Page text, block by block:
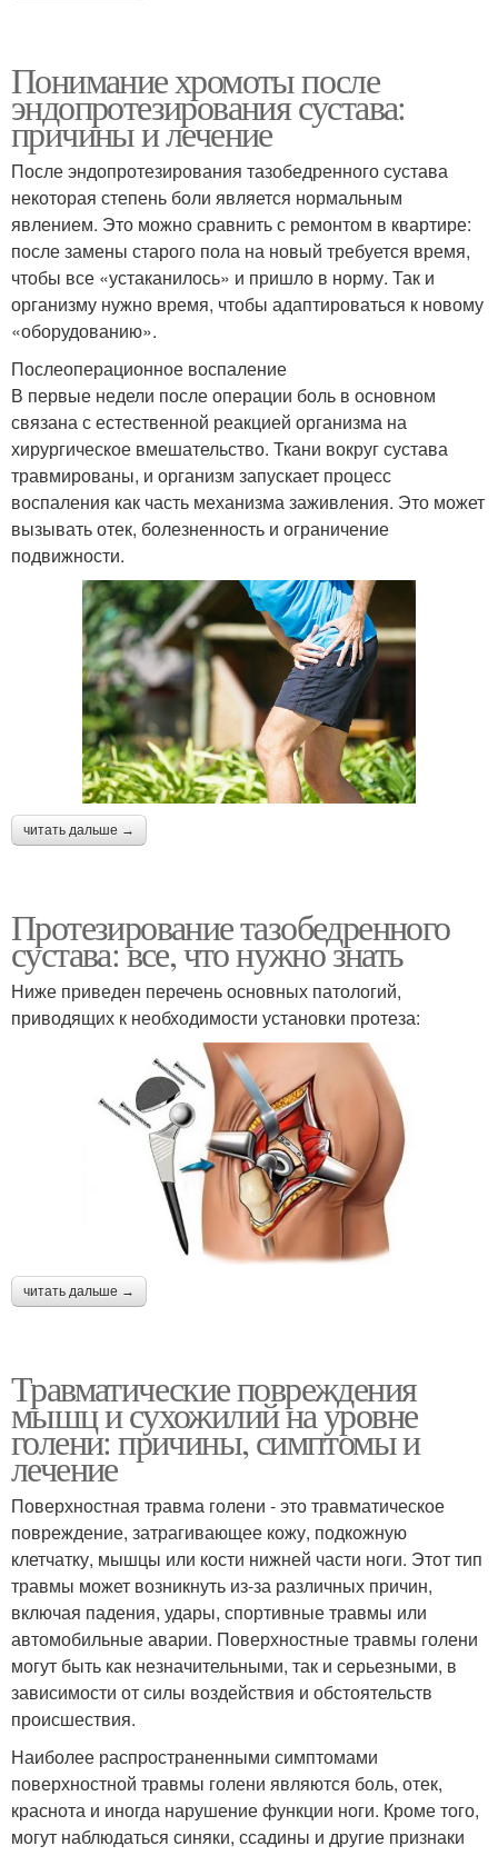
Понимание хромоты после
эндопротезирования сустава:
причины и лечение
После эндопротезирования тазобедренного сустава
некоторая степень боли является нормальным
явлением. Это можно сравнить с ремонтом в квартире:
после замены старого пола на новый требуется время,
чтобы все «устаканилось» и пришло в норму. Так и
организму нужно время, чтобы адаптироваться к новому
«оборудованию».
Послеоперационное воспаление
В первые недели после операции боль в основном
связана с естественной реакцией организма на
хирургическое вмешательство. Ткани вокруг сустава
травмированы, и организм запускает процесс
воспаления как часть механизма заживления. Это может
вызывать отек, болезненность и ограничение
подвижности.
читать дальше →
Протезирование тазобедренного
сустава: все, что нужно знать
Ниже приведен перечень основных патологий,
приводящих к необходимости установки протеза:
читать дальше →
Травматические повреждения
мышц и сухожилий на уровне
голени: причины, симптомы и
лечение
Поверхностная травма голени - это травматическое
повреждение, затрагивающее кожу, подкожную
клетчатку, мышцы или кости нижней части ноги. Этот тип
травмы может возникнуть из-за различных причин,
включая падения, удары, спортивные травмы или
автомобильные аварии. Поверхностные травмы голени
могут быть как незначительными, так и серьезными, в
зависимости от силы воздействия и обстоятельств
происшествия.
Наиболее распространенными симптомами
поверхностной травмы голени являются боль, отек,
краснота и иногда нарушение функции ноги. Кроме того,
могут наблюдаться синяки, ссадины и другие признаки